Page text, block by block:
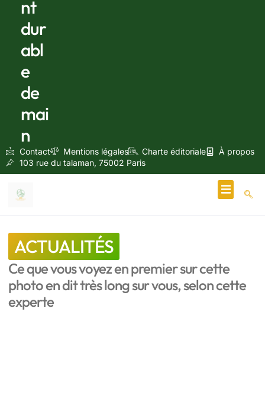
nt
dur
abl
e
de
mai
n
Contact Mentions légales Charte éditoriale
À propos
103 rue du talaman, 75002 Paris
ACTUALITÉS
Ce que vous voyez en premier sur cette
photo en dit très long sur vous, selon cette
experte